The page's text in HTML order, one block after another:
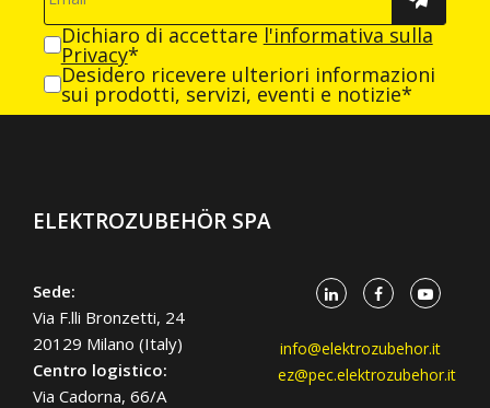
Dichiaro di accettare l'informativa sulla
Privacy*
Desidero ricevere ulteriori informazioni
sui prodotti, servizi, eventi e notizie*
ELEKTROZUBEHÖR SPA
Sede:
Via F.lli Bronzetti, 24
20129 Milano (Italy)
Centro logistico:
Via Cadorna, 66/A
info@elektrozubehor.it
ez@pec.elektrozubehor.it